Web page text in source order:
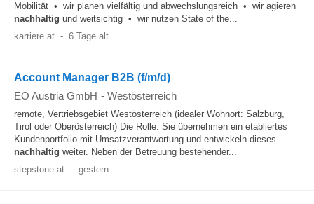
Mobilität • wir planen vielfältig und abwechslungsreich • wir agieren
nachhaltig und weitsichtig • wir nutzen State of the...
karriere.at - 6 Tage alt
Account Manager B2B (f/m/d)
EO Austria GmbH - Westösterreich
remote, Vertriebsgebiet Westösterreich (idealer Wohnort: Salzburg,
Tirol oder Oberösterreich) Die Rolle: Sie übernehmen ein etabliertes
Kundenportfolio mit Umsatzverantwortung und entwickeln dieses
nachhaltig weiter. Neben der Betreuung bestehender...
stepstone.at - gestern